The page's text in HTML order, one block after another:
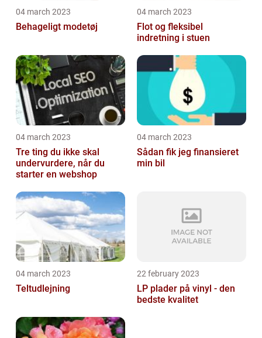
04 march 2023
Behageligt modetøj
04 march 2023
Flot og fleksibel
indretning i stuen
04 march 2023
Tre ting du ikke skal
undervurdere, når du
starter en webshop
04 march 2023
Sådan fik jeg finansieret
min bil
04 march 2023
Teltudlejning
22 february 2023
LP plader på vinyl - den
bedste kvalitet